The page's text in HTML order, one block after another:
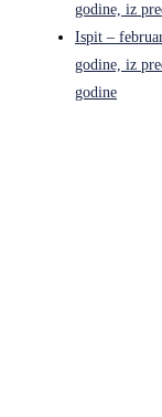
godine, iz
Ispit –
godine, iz
godine